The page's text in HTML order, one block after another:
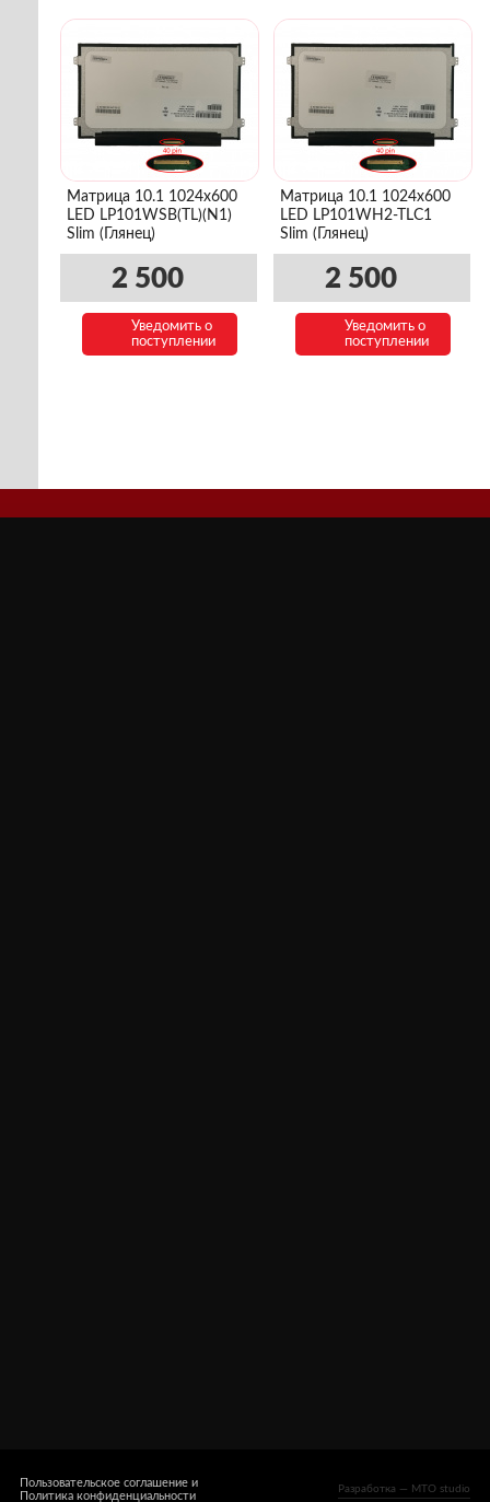
Матрица 10.1 1024x600
LED LP101WSB(TL)(N1)
Slim (Глянец)
2 500
Уведомить о
поступлении
Матрица 10.1 1024x600
LED LP101WH2-TLC1
Slim (Глянец)
2 500
Уведомить о
поступлении
Пользовательское соглашение и
Политика конфиденциальности
Разработка — MTO studio